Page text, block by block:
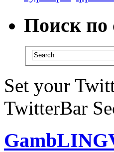
Поиск по
Set your
TwitterBar